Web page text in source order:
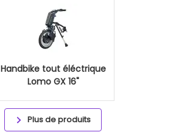
Handbike tout éléctrique
Lomo GX 16"
Plus de produits